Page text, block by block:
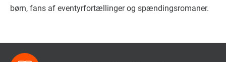
børn, fans af eventyrfortællinger og spændingsromaner.